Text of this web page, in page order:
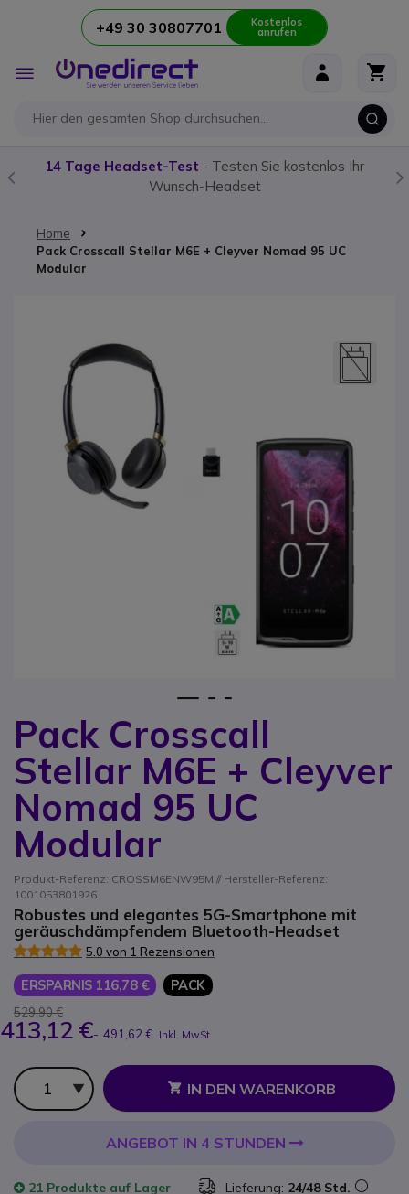
Zum Inhalt springen+49 30 30807701 Kostenlos
anrufen
Navigation
umschalten
14 Tage Headset-Test - Testen Sie kostenlos Ihr
Wunsch-Headset
Home
Pack Crosscall Stellar M6E + Cleyver Nomad 95 UC
Modular
Pack Crosscall
Stellar M6E + Cleyver
Nomad 95 UC
Modular
Produkt-Referenz: CROSSM6ENW95M // Hersteller-Referenz:
1001053801926
Robustes und elegantes 5G-Smartphone mit
geräuschdämpfendem Bluetooth-Headset
5.0 von 1 Rezensionen
ERSPARNIS 116,78 € PACK
529,90 €
413,12 €- 491,62 € Inkl. MwSt.
Anzahl
IN DEN WARENKORB
ANGEBOT IN 4 STUNDEN
21 Produkte auf Lager Lieferung: 24/48 Std.
Zum Anfang der Bildgalerie springen